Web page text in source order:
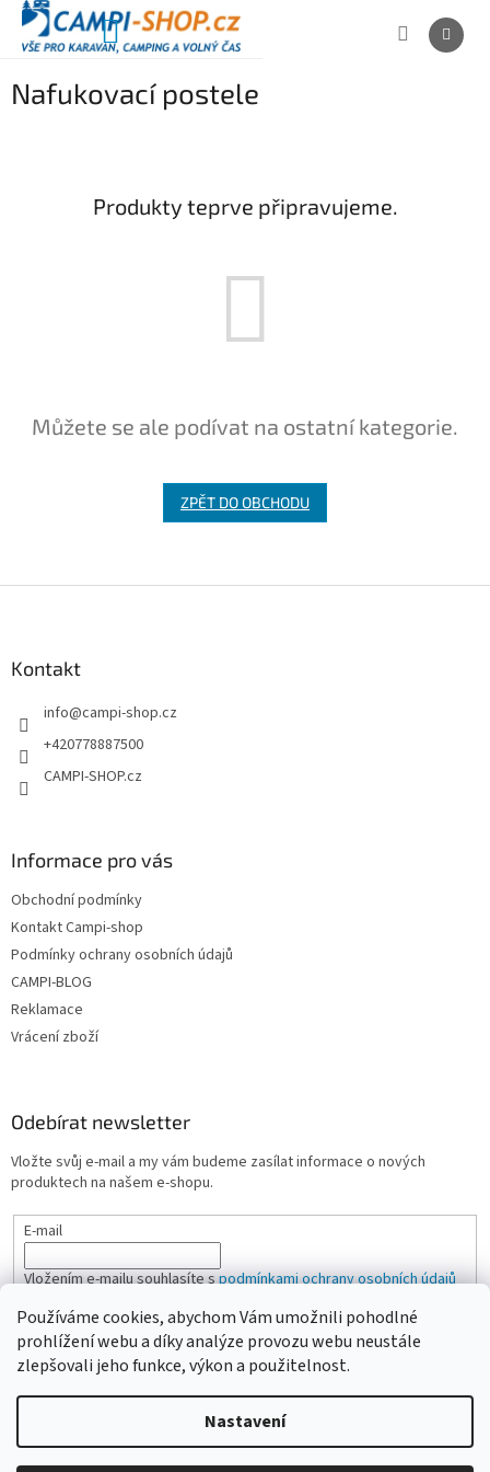
Používáme cookies, abychom Vám umožnili pohodlné
prohlížení webu a díky analýze provozu webu neustále
zlepšovali jeho funkce, výkon a použitelnost.
Nastavení
Přejít
obsah
NÁKUPNÍ
Nafukovací postele
Produkty teprve připravujeme.
Můžete se ale podívat na ostatní kategorie.
ZPĚT DO OBCHODU
Kontakt
info@campi-shop.cz
+420778887500
CAMPI-SHOP.cz
Informace pro vás
Obchodní podmínky
Kontakt Campi-shop
Podmínky ochrany osobních údajů
CAMPI-BLOG
Reklamace
Vrácení zboží
Odebírat newsletter
Vložte svůj e-mail a my vám budeme zasílat informace o nových
produktech na našem e-shopu.
E-mail
Vložením e-mailu souhlasíte spodmínkami ochrany osobních údajů
PŘIHLÁSIT SE
Vytvořil Shoptet